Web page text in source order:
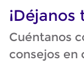
Cuéntanos
consejos en